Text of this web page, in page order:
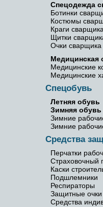
Спецодежда
Ботинки
Костюмы
Краги сварщика
Щитки
Очки сварщика
Медицинская
Медицинские
Медицинские
Спецобувь
Летняя обувь
Зимняя обувь
Зимние
Зимние
Средства
Перчатки
Страховочный
Каски
Подшлемники
Респираторы
Защитные очки
Средства